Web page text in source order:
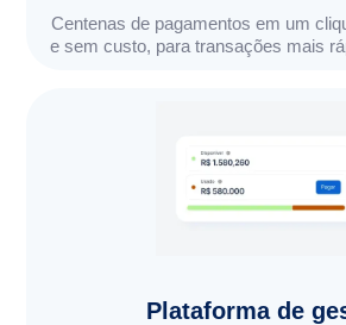
Centenas de pagamentos em um
e sem custo, para transações mais
Plataforma de